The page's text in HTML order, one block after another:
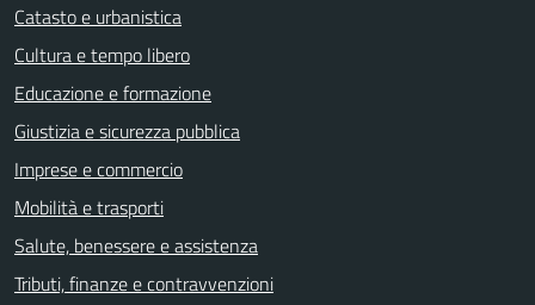
Catasto e urbanistica
Cultura e tempo libero
Educazione e formazione
Giustizia e sicurezza pubblica
Imprese e commercio
Mobilità e trasporti
Salute, benessere e assistenza
Tributi, finanze e contravvenzioni